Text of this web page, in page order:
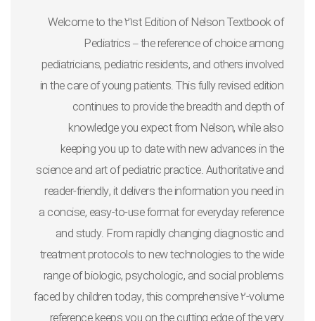
Welcome to the21st Edition ofNelson Textbook of
Pediatrics– the reference of choice among
pediatricians, pediatric residents, and others involved
in the care of young patients. This fully revised edition
continues to provide the breadth and depth of
knowledge you expect from Nelson, while also
keeping you up to date with new advances in the
science and art of pediatric practice. Authoritative and
reader-friendly, it delivers the information you need in
a concise, easy-to-use format for everyday reference
and study. From rapidly changing diagnostic and
treatment protocols to new technologies to the wide
range of biologic, psychologic, and social problems
faced by children today, this comprehensive 2-volume